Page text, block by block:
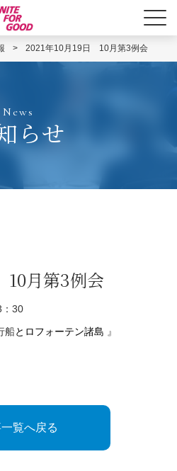
> 2021年10月19日 10月第3例会
News
らせ
月第3例会
：30
船とロフォーテン諸島 』
覧へ戻る